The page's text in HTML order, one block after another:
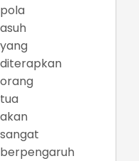
pola
asuh
yang
diterapkan
orang
tua
akan
sangat
berpengaruh